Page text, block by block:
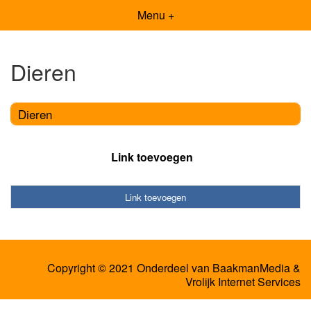
Menu +
Dieren
Dieren
Link toevoegen
Link toevoegen
Copyright © 2021 Onderdeel van BaakmanMedia&
Vrolijk Internet Services